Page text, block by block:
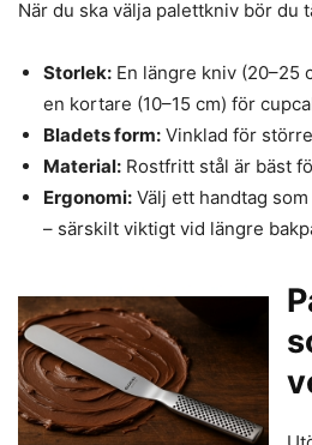
När du ska välja palettkniv bör du
Storlek: En längre kniv (20–25
en kortare (10–15 cm) för
Bladets form: Vinklad för
Material: Rostfritt stål är bäst
Ergonomi: Välj ett handtag
– särskilt viktigt vid längre